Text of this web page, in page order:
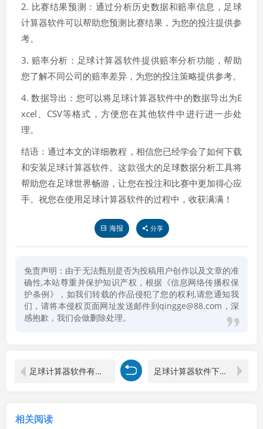
2. 比赛结果预测：通过分析历史数据和赔率信息，足球
计算器软件可以帮助您预测比赛结果，为您的投注提供参
考。
3. 赔率分析：足球计算器软件提供赔率分析功能，帮助
您了解不同公司的赔率差异，为您的投注策略提供参考。
4. 数据导出：您可以将足球计算器软件中的数据导出为E
xcel、CSV等格式，方便您在其他软件中进行进一步处
理。
结语：通过本文的详细教程，相信您已经学会了如何下载
和安装足球计算器软件。这款强大的足球数据分析工具将
帮助您在足球世界畅游，让您在投注和比赛中更加得心应
手。祝您在使用足球计算器软件的过程中，收获满满！
海报 分享
免责声明：由于无法甄别是否为投稿用户创作以及文章的准
确性,本站尊重并保护知识产权，根据《信息网络传播权保
护条例》，如我们转载的作品侵犯了您的权利,请您通知我
们，请将本侵权页面网址发送邮件到qingge@88.com，深
感抱歉，我们会做删除处理。
足球计算器软件有哪些免费用的 足球计算器软件下载手机版安装最新苹果
相关阅读